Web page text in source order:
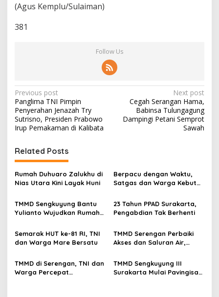
(Agus Kemplu/Sulaiman)
381
Follow Us
P
o
s
t
n
a
v
i
g
a
t
i
o
n
Previous post
Panglima TNI Pimpin
Penyerahan Jenazah Try
Sutrisno, Presiden Prabowo
Irup Pemakaman di Kalibata
Next post
Cegah Serangan Hama,
Babinsa Tulungagung
Dampingi Petani Semprot
Sawah
Related Posts
Rumah Duhuaro Zalukhu di
Nias Utara Kini Layak Huni
Berpacu dengan Waktu,
Satgas dan Warga Kebut
Boyolali
TMMD Sengkuyung Bantu
Yulianto Wujudkan Rumah
23 Tahun PPAD Surakarta,
Pengabdian Tak Berhenti
Semarak HUT ke-81 RI, TNI
dan Warga Mare Bersatu
TMMD Serengan Perbaiki
Akses dan Saluran Air,
TMMD di Serengan, TNI dan
Warga Percepat
TMMD Sengkuyung III
Surakarta Mulai Pavingisasi